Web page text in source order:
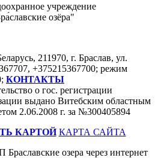
учреждение
озёра"
211970, г. Браслав, ул.
+375215367700; режим
КОНТАКТЫ
о гос. регистрации
выдано Витебским областным
2.06.2008 г. за №300405894
КАРТОЙ КАРТА САЙТА